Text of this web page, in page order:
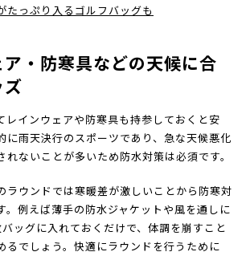
たっぷり入るゴルフバッグも
ア・防寒具などの天候に合
レインウェアや防寒具も持参しておくと安
に雨天決行のスポーツであり、急な天候悪化
れないことが多いため防水対策は必須です。
ラウンドでは寒暖差が激しいことから防寒対
。例えば薄手の防水ジャケットや風を通しに
ッグに入れておくだけで、体調を崩すこと
るでしょう。快適にラウンドを行うために